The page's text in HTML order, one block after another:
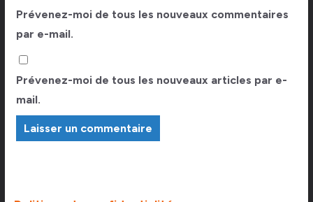
Prévenez-moi de tous les nouveaux commentaires
par e-mail.
Prévenez-moi de tous les nouveaux articles par e-
mail.